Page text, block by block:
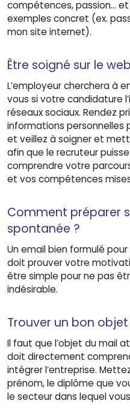
compétences, passion…
exemples concret (ex.
mon site internet).
Être soigné sur le web
L’employeur cherchera à
vous si votre candidature
réseaux sociaux. Rendez
informations
et veillez à soigner et
afin que le recruteur
comprendre votre
et vos compétences
Comment préparer
spontanée ?
Un email bien formulé
doit prouver votre
être simple pour ne pas
indésirable.
Trouver un bon objet
Il faut que l’objet du mail
doit directement
intégrer l’entreprise.
prénom, le diplôme que
le secteur dans lequel